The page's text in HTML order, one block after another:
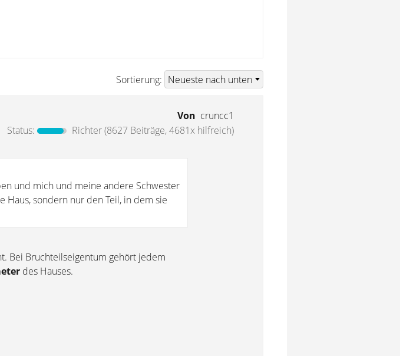
Sortierung:
Von cruncc1
Status:
Richter(8627 Beiträge, 4681x hilfreich)
und mich und meine andere Schwester
Haus, sondern nur den Teil, in dem sie
Bei Bruchteilseigentum gehört jedem
des Hauses.